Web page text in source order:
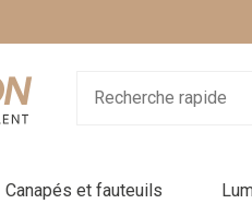
Canapés et fauteuils